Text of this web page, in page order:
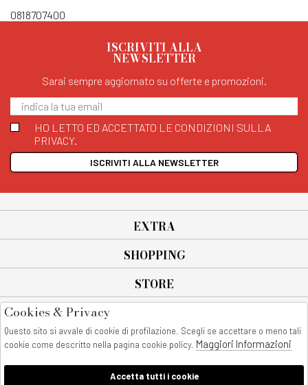
0818707400
ISCRIVITI ALLA
NEWSLETTER
Sarai sempre aggiornato su offerte e promozioni.
HO LETTO ED ACCETTATO LE CONDIZIONI SULLA
PRIVACY.
ISCRIVITI ALLA NEWSLETTER
EXTRA
SHOPPING
STORE
All rights reserved - © Copyright 2026
AnyAnyluxury srl - Sede Legale: Corso Vittorio Emanuele 90/A - 80053
castellammare di stabia - Italia
Cookies & Privacy
Questo sito si avvale di cookie di profilazione. Scegli se accettare o meno tali
cookie come descritto nella pagina cookie policy. Maggiori Informazioni
Accetta tutti i cookie